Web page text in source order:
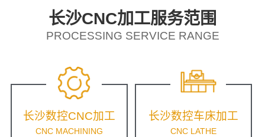
长沙CNC加工服务范围
PROCESSING SERVICE RANGE
长沙数控CNC加工
CNC MACHINING
长沙数控车床加工
CNC LATHE